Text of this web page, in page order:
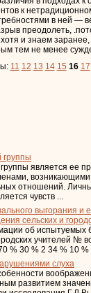
к
в ней —
преодолеть,
и знаем
тем не менее
11 12 13 14 15 16 17
группы
является ее
отношений.
чувств ...
выгорания и
сельских и
об
учителей №
% 30 % 2 34 % 10
слуха
развитием